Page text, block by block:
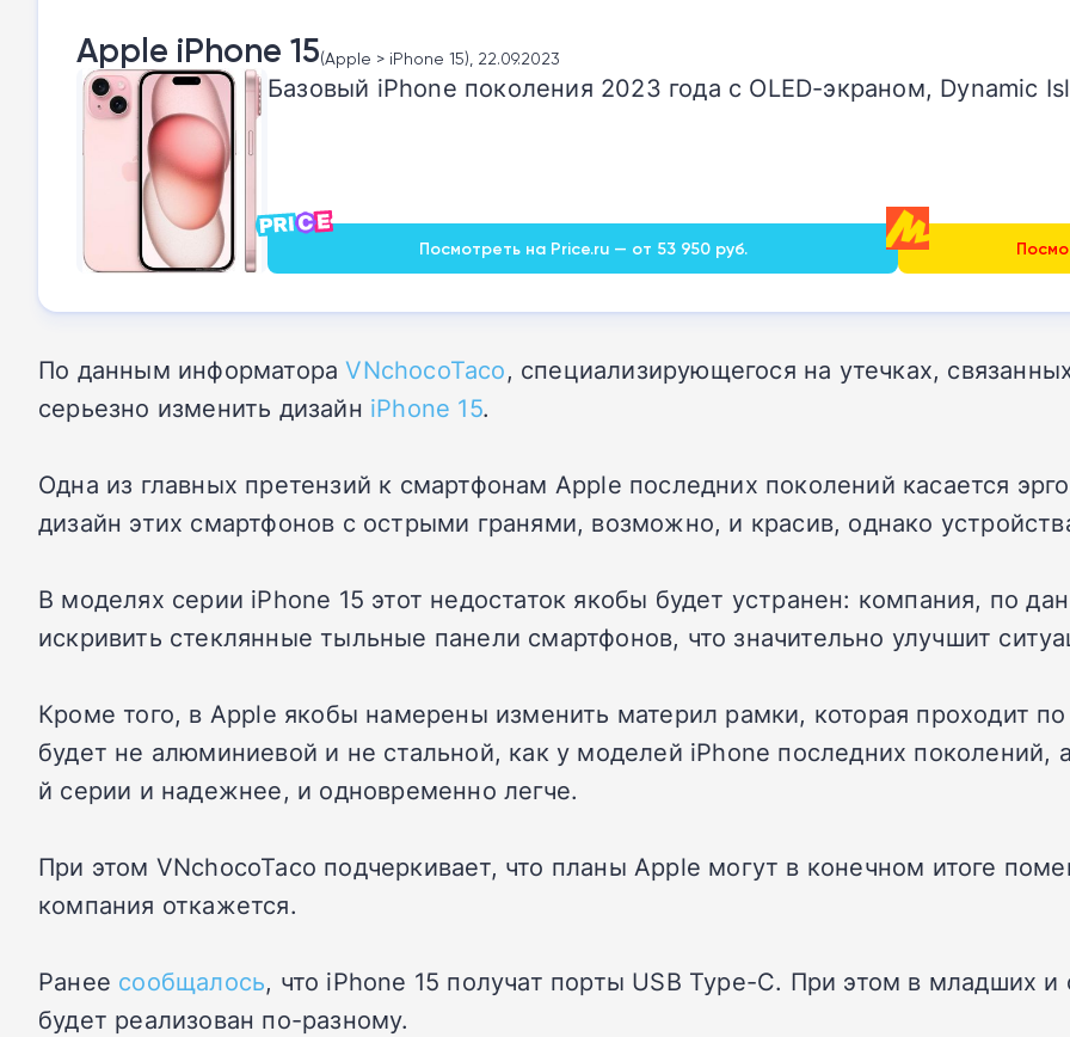
Apple iPhone 15(Apple > iPhone 15), 22.09.2023
Базовый iPhone поколения 2023 года с OLED-экраном, Dynamic
Посмотреть на Price.ru — от 53 950 руб.
По данным информатораVNchocoTaco, специализирующегося на утечках,
серьезно изменить дизайн iPhone 15.
Одна из главных претензий к смартфонам Apple последних поколений касается
дизайн этих смартфонов с острыми гранями, возможно, и красив, однако
В моделях серии iPhone 15 этот недостаток якобы будет устранен: компания, по
искривить стеклянные тыльные панели смартфонов, что значительно улучшит
Кроме того, в Apple якобы намерены изменить материл рамки, которая проходит
будет не алюминиевой и не стальной, как у моделей iPhone последних поколений,
й серии и надежнее, и одновременно легче.
При этом VNchocoTaco подчеркивает, что планы Apple могут в конечном итоге
компания откажется.
Ранее сообщалось, что iPhone 15 получат порты USB Type-C. При этом в младших
будет реализован по-разному.